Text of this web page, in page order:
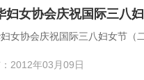
妇女协会庆祝国际三八
女协会庆祝国际三八妇女节（
2012年03月09日